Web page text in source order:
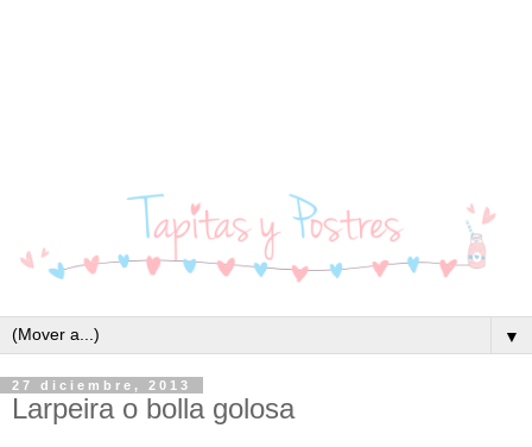
▼
27 diciembre, 2013
Larpeira o bolla golosa